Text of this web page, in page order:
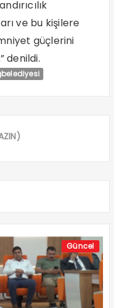
ve bu kişilere
güçlerini
denildi.
Güncel